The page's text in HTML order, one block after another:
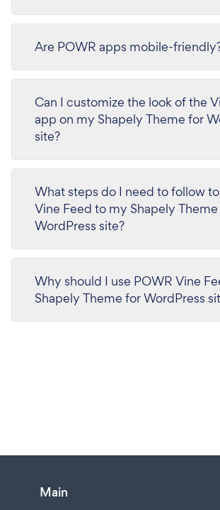
Are POWR apps mobile-
Can I customize the look of the
app on my Shapely Theme for
site?
What steps do I need to follow
Vine Feed to my Shapely
WordPress site?
Why should I use POWR Vine
Shapely Theme for WordPress
Main